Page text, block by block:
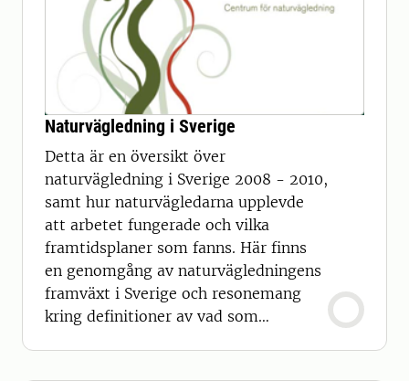
Naturvägledning i Sverige
Detta är en översikt över
naturvägledning i Sverige 2008 - 2010,
samt hur naturvägledarna upplevde
att arbetet fungerade och vilka
framtidsplaner som fanns. Här finns
en genomgång av naturvägledningens
framväxt i Sverige och resonemang
kring definitioner av vad som